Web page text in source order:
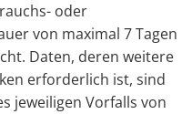
oder
von maximal 7 Tagen
Daten, deren weitere
erforderlich ist, sind
jeweiligen Vorfalls von